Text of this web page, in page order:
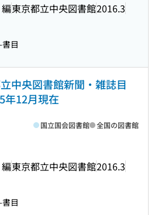
東京都立中央図書館2016.3
目
中央図書館新聞・雑誌目
年12月現在
東京都立中央図書館2016.3
国立国会図書館 全国の図書館
目